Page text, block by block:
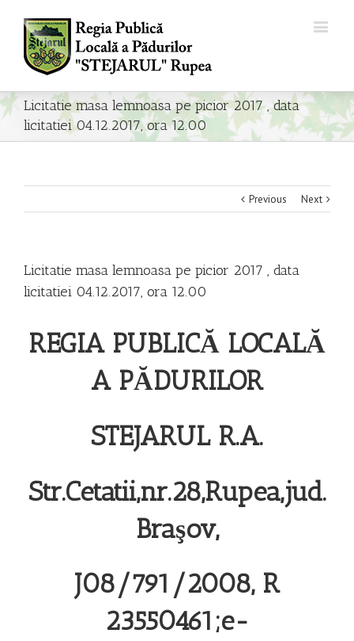
Licitatie masa lemnoasa pe picior 2017 , data
licitatiei 04.12.2017, ora 12.00
Previous Next
Licitatie masa lemnoasa pe picior 2017 , data
licitatiei 04.12.2017, ora 12.00
REGIA PUBLICĂ LOCALĂ
A PĂDURILOR
STEJARUL R.A.
Str.Cetatii,nr.28,Rupea,jud.
Braşov,
J08/791/2008, R
23550461;e-